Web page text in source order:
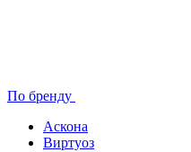
По бренду
Аскона
Виртуоз